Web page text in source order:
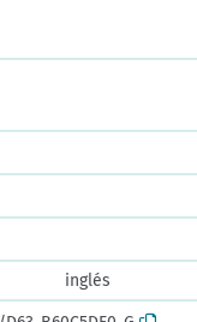
inglés